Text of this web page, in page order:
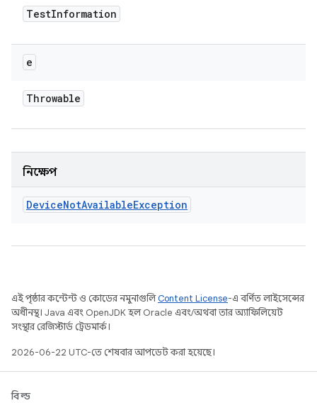
TestInformation
e
Throwable
নিক্ষেপ
DeviceNotAvailableException
এই পৃষ্ঠার কন্টেন্ট ও কোডের নমুনাগুলিContent License-এ বর্ণিত লাইসেন্সের
অধীনস্থ। Java এবং OpenJDK হল Oracle এবং/অথবা তার অ্যাফিলিয়েট
সংস্থার রেজিস্টার্ড ট্রেডমার্ক।
2026-06-22 UTC-তে শেষবার আপডেট করা হয়েছে।
বিল্ড